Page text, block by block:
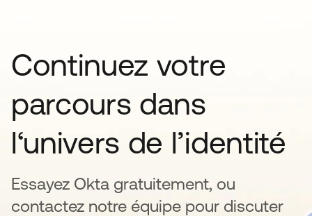
Continuez votre
parcours dans
l‘univers de l’identité
Essayez Okta gratuitement, ou
contactez notre équipe pour discuter